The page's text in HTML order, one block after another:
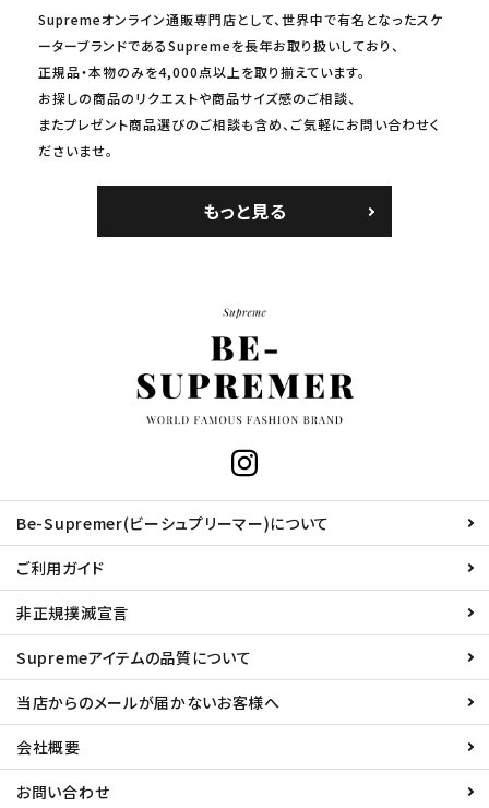
Supremeオンライン通販専門店として、世界中で有名となったスケ
ーターブランドであるSupremeを長年お取り扱いしており、
正規品・本物のみを4,000点以上を取り揃えています。
お探しの商品のリクエストや商品サイズ感のご相談、
またプレゼント商品選びのご相談も含め、ご気軽にお問い合わせく
ださいませ。
もっと見る
Be-Supremer(ビーシュプリーマー)について
ご利用ガイド
非正規撲滅宣言
Supremeアイテムの品質について
当店からのメールが届かないお客様へ
会社概要
お問い合わせ